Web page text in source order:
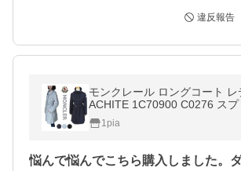
違反報告
モンクレール ロングコート レ
ACHITE 1C70900 C0276 スプ
レインコート トレンチコート
1pia